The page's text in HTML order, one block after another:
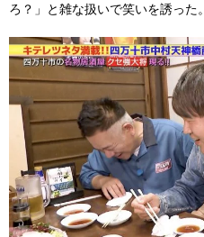
ろ？」と雑な扱いで笑いを誘った。